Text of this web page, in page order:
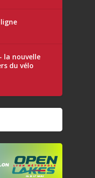
la nouvelle
du vélo